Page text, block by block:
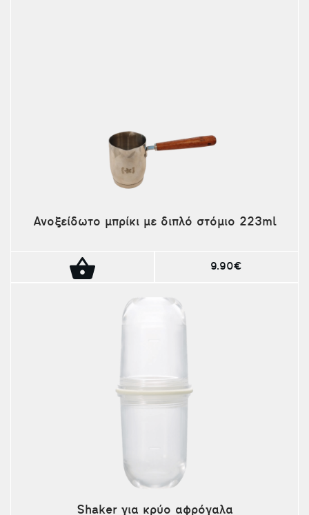
Ανοξείδωτο μπρίκι με διπλό στόμιο 223ml
9.90€
Shaker για κρύο αφρόγαλα